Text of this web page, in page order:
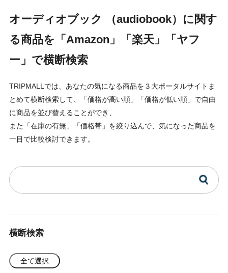
オーディオブック （audiobook）に関す
る商品を「Amazon」「楽天」「ヤフ
ー」で横断検索
TRIPMALLでは、あなたの気になる商品を３大ポータルサイトま
とめて横断検索して、「価格が高い順」「価格が低い順」で自由
に商品を並び替えることができ、
また「在庫の有無」「価格帯」を絞り込んで、気になった商品を
一目で比較検討できます。
横断検索
全て選択